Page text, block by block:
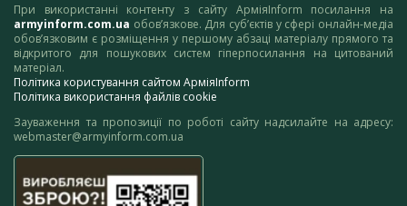
При використанні контенту з сайту АрміяInform посилання на
armyinform.com.ua обов’язкове. Для суб’єктів у сфері онлайн-медіа
обов’язковим є розміщення у першому абзаці матеріалу прямого та
відкритого для пошукових систем гіперпосилання на цитований
матеріал.
Політика користування сайтом АрміяInform
Політика використання файлів cookie
Зауваження та пропозиції по роботі сайту надсилайте на адресу:
webmaster@armyinform.com.ua